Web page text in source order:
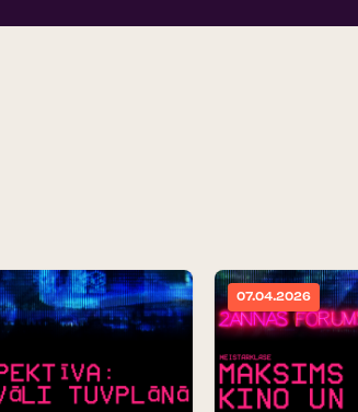
07.04.2026